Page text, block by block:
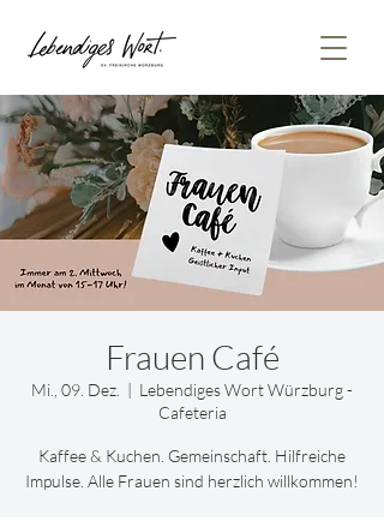
Frauen Café
Mi., 09. Dez.
  |
Lebendiges Wort Würzburg -
Cafeteria
Kaffee & Kuchen. Gemeinschaft. Hilfreiche
Impulse. Alle Frauen sind herzlich willkommen!